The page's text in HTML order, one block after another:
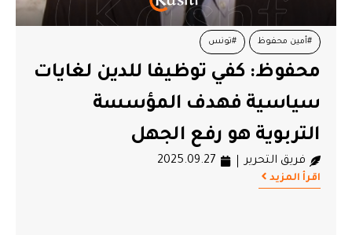
#أمين محفوظ #تونس
محفوظ: كفي توظيفا للدين لغايات
سياسية فهدف المؤسسة
التربوية هو رفع الجهل
فريق التحرير 2025.09.27
اقرأ المزيد